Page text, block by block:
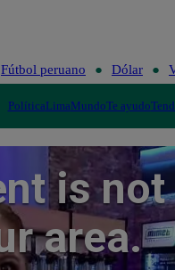
Fútbol peruano Dólar
PolíticaLimaMundoTe ayudo